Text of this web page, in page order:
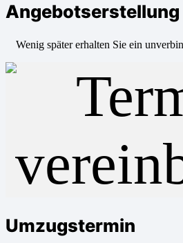
Angebotserstellung
Wenig später erhalten Sie ein
Umzugstermin